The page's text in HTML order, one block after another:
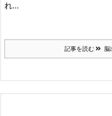
れ…
記事を読む 脳